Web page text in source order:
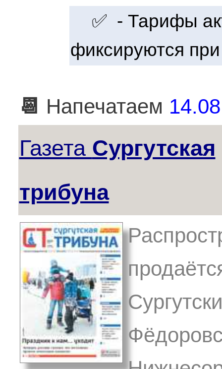
✅ - Тарифы
фиксируются
📆 Напечатаем
Газета Сургутская
трибуна